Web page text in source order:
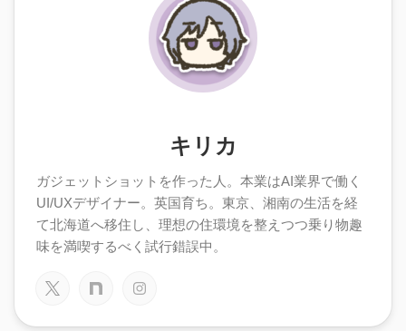
キリカ
ガジェットショットを作った人。本業はAI業界で働く
UI/UXデザイナー。英国育ち。東京、湘南の生活を経
て北海道へ移住し、理想の住環境を整えつつ乗り物趣
味を満喫するべく試行錯誤中。